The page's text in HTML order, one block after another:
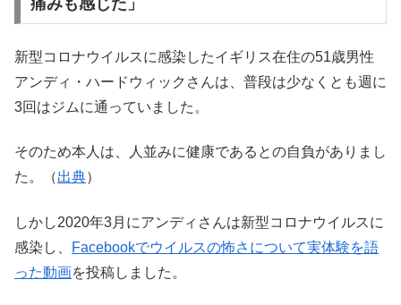
痛みも感じた」
新型コロナウイルスに感染したイギリス在住の51歳男性
アンディ・ハードウィックさんは、普段は少なくとも週に
3回はジムに通っていました。
そのため本人は、人並みに健康であるとの自負がありまし
た。（出典）
しかし2020年3月にアンディさんは新型コロナウイルスに
感染し、
Facebookでウイルスの怖さについて実体験を語
った動画を投稿しました。